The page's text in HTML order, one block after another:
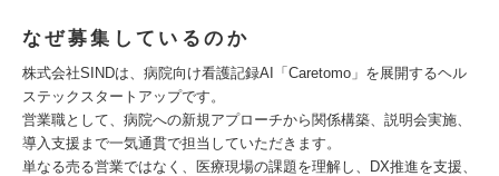
なぜ募集しているのか
株式会社SINDは、病院向け看護記録AI「Caretomo」を展開するヘル
ステックスタートアップです。
営業職として、病院への新規アプローチから関係構築、説明会実施、
導入支援まで一気通貫で担当していただきます。
単なる売る営業ではなく、医療現場の課題を理解し、DX推進を支援、